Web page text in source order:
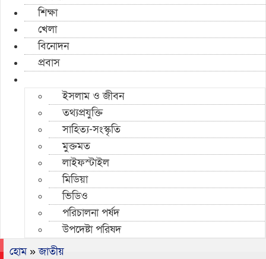
শিক্ষা
খেলা
বিনোদন
প্রবাস
ইসলাম ও জীবন
তথ্যপ্রযুক্তি
সাহিত্য-সংস্কৃতি
মুক্তমত
লাইফস্টাইল
মিডিয়া
ভিডিও
পরিচালনা পর্ষদ
উপদেষ্টা পরিষদ
হোম»জাতীয়